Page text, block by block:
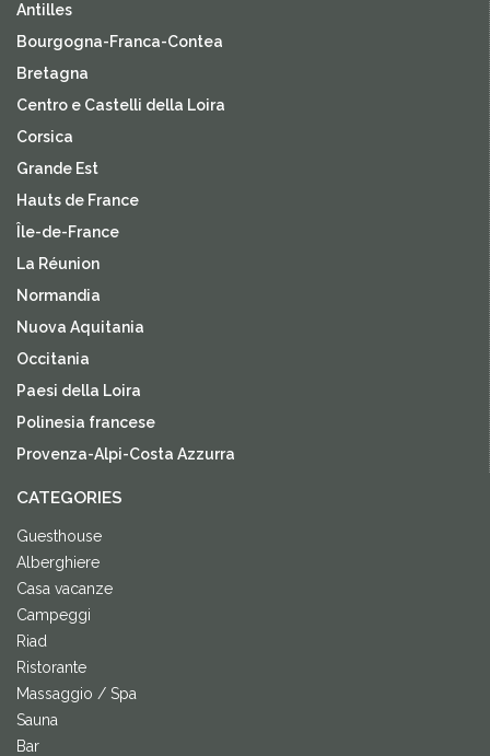
Antilles
Bourgogna-Franca-Contea
Bretagna
Centro e Castelli della Loira
Corsica
Grande Est
Hauts de France
Île-de-France
La Réunion
Normandia
Nuova Aquitania
Occitania
Paesi della Loira
Polinesia francese
Provenza-Alpi-Costa Azzurra
CATEGORIES
Guesthouse
Alberghiere
Casa vacanze
Campeggi
Riad
Ristorante
Massaggio / Spa
Sauna
Bar